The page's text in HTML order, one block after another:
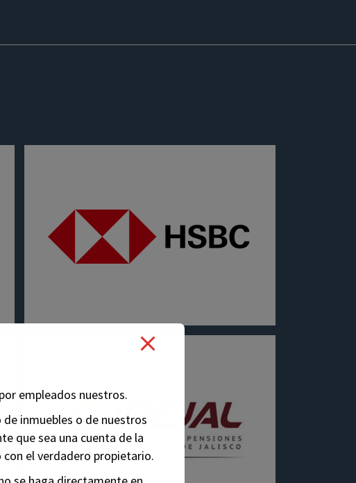
empleados nuestros.
de inmuebles o de nuestros
que sea una cuenta de la
el verdadero propietario.